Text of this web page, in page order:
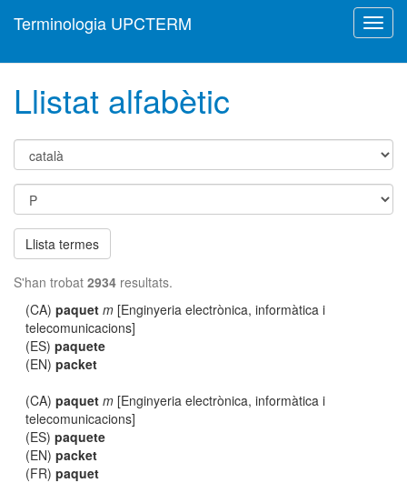
Terminologia UPCTERM
Llistat alfabètic
Llista termes
S'han trobat 2934 resultats.
(CA)paquet m [Enginyeria electrònica, informàtica i
telecomunicacions]
(ES)paquete
(EN)packet
(CA)paquet m [Enginyeria electrònica, informàtica i
telecomunicacions]
(ES)paquete
(EN)packet
(FR)paquet